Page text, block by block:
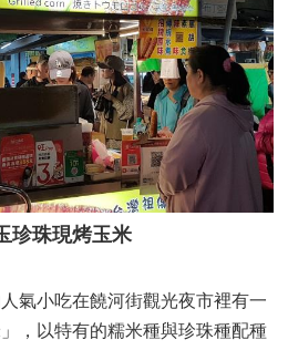
珍珠現烤玉米
氣小吃在饒河街觀光夜市裡有一
，以特有的糯米種與珍珠種配種